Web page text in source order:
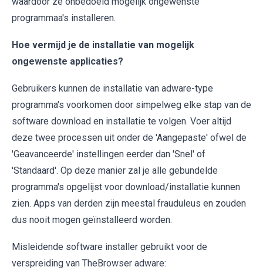
programmaa's installeren.
Hoe vermijd je de installatie van mogelijk
ongewenste applicaties?
Gebruikers kunnen de installatie van adware-type
programma's voorkomen door simpelweg elke stap van de
software download en installatie te volgen. Voer altijd
deze twee processen uit onder de 'Aangepaste' ofwel de
'Geavanceerde' instellingen eerder dan 'Snel' of
'Standaard'. Op deze manier zal je alle gebundelde
programma's opgelijst voor download/installatie kunnen
zien. Apps van derden zijn meestal frauduleus en zouden
dus nooit mogen geïnstalleerd worden.
Misleidende software installer gebruikt voor de
verspreiding van TheBrowser adware: